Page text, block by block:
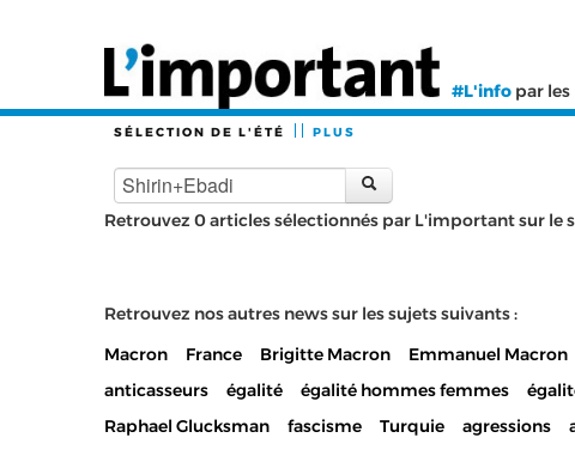
#L'info par les
SÉLECTION DE L'ÉTÉ PLUS
Retrouvez 0 articles sélectionnés par L'important sur le
Retrouvez nos autres news sur les sujets suivants :
Macron
France Brigitte Macron Emmanuel Macron
anticasseurs
égalité égalité hommes femmes
Raphael Glucksman
fascisme Turquie agressions